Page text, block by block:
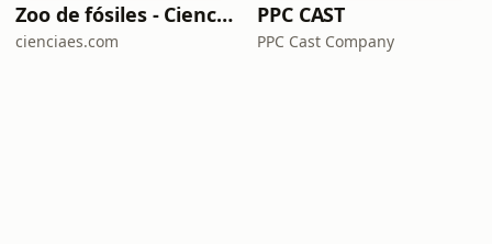
Zoo de fósiles - Cienciaes.com
cienciaes.com
PPC CAST
PPC Cast Company